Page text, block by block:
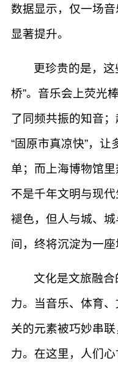
数据显示，仅一场
显著提升。
更珍贵的是，
桥”。音乐会上荧光
了同频共振的知音
“固原市真凉快”，让
单；而上海博物馆
不是千年文明与现
褪色，但人与城、
间，终将沉淀为一座
文化是文旅融
力。当音乐、体育
关的元素被巧妙串
力。在这里，人们